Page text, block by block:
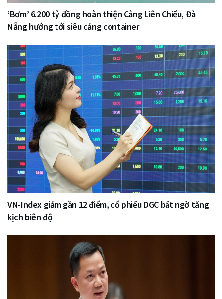
‘Bơm’ 6.200 tỷ đồng hoàn thiện Cảng Liên Chiểu, Đà
Nẵng hướng tới siêu cảng container
VN-Index giảm gần 12 điểm, cổ phiếu DGC bất ngờ tăng
kịch biên độ